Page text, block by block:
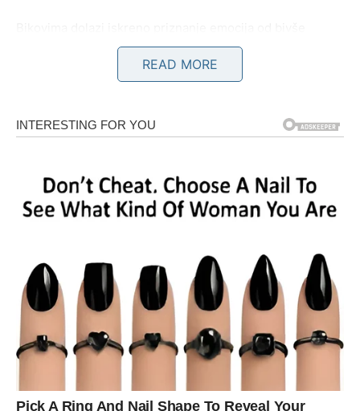
Pred vama su veoma nježni i posebni trenuci.
Zvijezde vam donose neočekivano javljanje osobe koju
nikada niste potpuno preboljeli.
Moguće je ponovno pokretanje priče koja je ostala
READ MORE